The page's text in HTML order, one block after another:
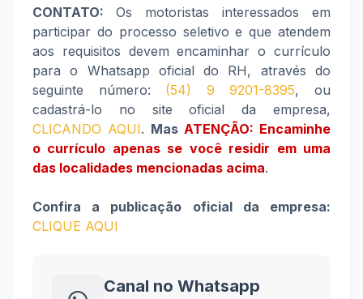
CONTATO: Os motoristas interessados em
participar do processo seletivo e que atendem
aos requisitos devem encaminhar o currículo
para o Whatsapp oficial do RH, através do
seguinte número: (54) 9 9201-8395, ou
cadastrá-lo no site oficial da empresa,
CLICANDO AQUI. Mas ATENÇÃO: Encaminhe
o currículo apenas se você residir em uma
das localidades mencionadas acima.
Confira a publicação oficial da empresa:
CLIQUE AQUI
Canal no Whatsapp